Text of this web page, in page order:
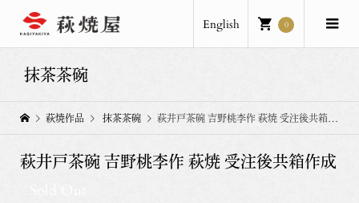
English 0
抹茶茶碗
萩焼作品 抹茶茶碗 萩井戸茶碗 吉野桃李作 萩焼 受注後共箱作成
萩井戸茶碗 吉野桃李作 萩焼 受注後共箱作成